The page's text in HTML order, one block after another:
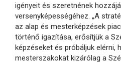
igényeit és szeretnének
versenyképességéhez. „A
az alap és mesterképzések
történő igazítása, erősítjük a
képzéseket és próbáljuk elérni,
mesterszakokat kizárólag a